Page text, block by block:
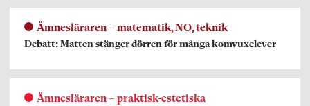
Ämnesläraren – matematik, NO, teknik
Debatt: Matten stänger dörren för många komvuxelever
Ämnesläraren – praktisk-estetiska